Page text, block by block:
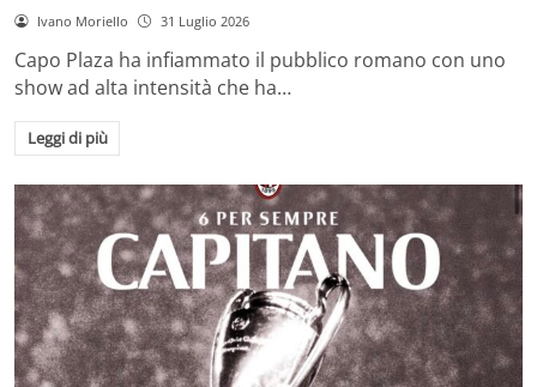
Ivano Moriello 31 Luglio 2026
Capo Plaza ha infiammato il pubblico romano con uno
show ad alta intensità che ha…
Leggi di più